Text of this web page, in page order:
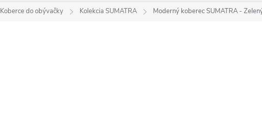
Koberce do obývačky Kolekcia SUMATRA Moderný koberec SUMATRA -